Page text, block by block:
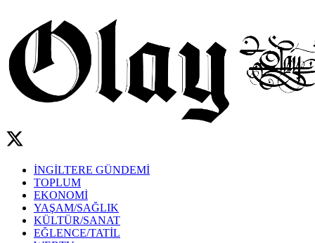
İNGİLTERE GÜNDEMİ
TOPLUM
EKONOMİ
YAŞAM/SAĞLIK
KÜLTÜR/SANAT
EĞLENCE/TATİL